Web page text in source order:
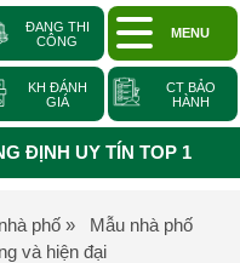
ĐANG THI
CÔNG
MENU
KH ĐÁNH
GIÁ
CT BẢO
HÀNH
ĐỊNH UY TÍN TOP 1
phố » Mẫu nhà phố
và hiện đại